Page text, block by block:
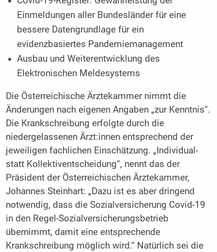
Einmeldungen aller Bundesländer für eine
bessere Datengrundlage für ein
evidenzbasiertes Pandemiemanagement
Ausbau und Weiterentwicklung des
Elektronischen Meldesystems
Die Österreichische Ärztekammer nimmt die
Änderungen nach eigenen Angaben „zur Kenntnis“.
Die Krankschreibung erfolgte durch die
niedergelassenen Ärzt:innen entsprechend der
jeweiligen fachlichen Einschätzung. „Individual-
statt Kollektiventscheidung“, nennt das der
Präsident der Österreichischen Ärztekammer,
Johannes Steinhart: „Dazu ist es aber dringend
notwendig, dass die Sozialversicherung Covid-19
in den Regel-Sozialversicherungsbetrieb
übernimmt, damit eine entsprechende
Krankschreibung möglich wird.“ Natürlich sei die